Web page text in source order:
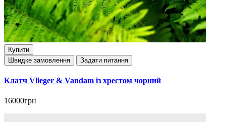
Купити
Швидке замовлення
Задати питання
Клатч Vlieger & Vandam із хрестом чорний
16000грн